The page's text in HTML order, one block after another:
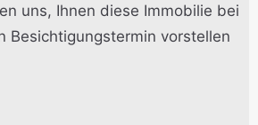
uns, Ihnen diese Immobilie bei
Besichtigungstermin vorstellen